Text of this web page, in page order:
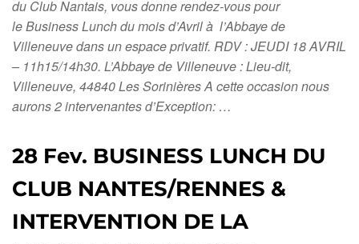
du Club Nantais, vous donne rendez-vous pour
le Business Lunch du mois d’Avril à l’Abbaye de
Villeneuve dans un espace privatif. RDV : JEUDI 18 AVRIL
– 11h15/14h30. L’Abbaye de Villeneuve : Lieu-dit,
Villeneuve, 44840 Les Sorinières A cette occasion nous
aurons 2 intervenantes d’Exception: …
28 Fev. BUSINESS LUNCH DU
CLUB NANTES/RENNES &
INTERVENTION DE LA